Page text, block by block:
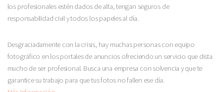
los profesionales estén dados de alta, tengan seguros de
responsabilidad civil y todos los papeles al día.
Desgraciadamente con la crisis, hay muchas personas con equipo
fotográfico en los portales de anuncios ofreciendo un servicio que dista
mucho de ser profesional. Busca una empresa con solvencia y que te
garantice su trabajo para que tus fotos no fallen ese día.